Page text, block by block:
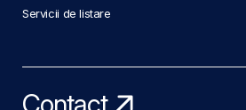
Servicii de listare